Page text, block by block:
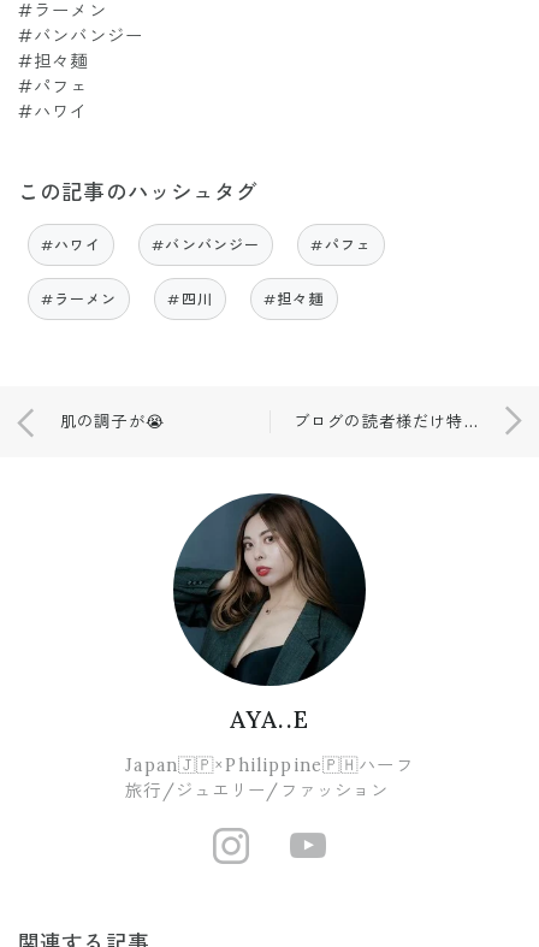
#ラーメン
#バンバンジー
#担々麺
#パフェ
#ハワイ
この記事のハッシュタグ
#ハワイ #バンバンジー #パフェ
#ラーメン #四川 #担々麺
肌の調子が😭 ブログの読者様だけ特別に、、、💗🎉
AYA..E
Japan🇯🇵×Philippine🇵🇭ハーフ
旅行/ジュエリー/ファッション
https://